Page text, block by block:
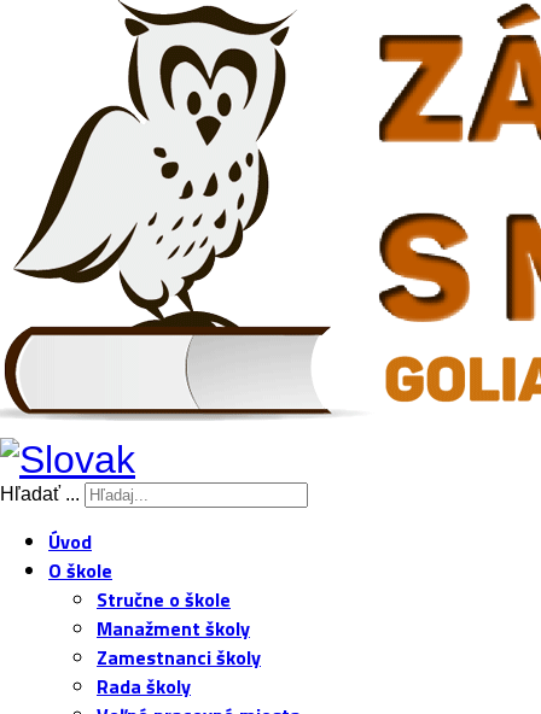
Hľadať ...
Úvod
O škole
Stručne o škole
Manažment školy
Zamestnanci školy
Rada školy